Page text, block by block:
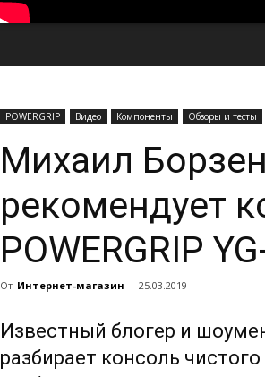
POWERGRIP Видео Компоненты Обзоры и тесты
Михаил
рекомендует
POWERGRIP
От Интернет-магазин - 25.03.2019
Известный блогер и
разбирает консоль